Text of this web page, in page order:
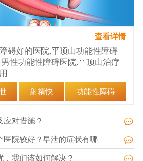
查看详情
碍好的医院,平顶山功能性障碍
性功能性障碍医院,平顶山治疗
射精快 功能性障碍
应对措施？
医院较好？早泄的症状有哪
，我们该如何解决？